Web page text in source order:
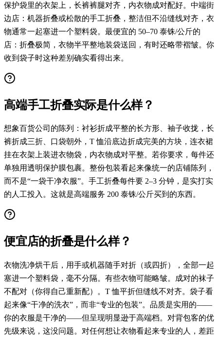
保护袋里的衣架上，长裤裤腿对齐，内衣物成对配好。中端街
边店：机器折叠或松散的手工折叠，整洁但不沿缝线对齐，衣
物通常一起塞进一个塑料袋。最便宜的 50–70 泰铢/公斤的
店：折叠极简，衣物半平整地装袋送回，有时还略带褶皱。你
收到袋子时这种差别确实看得出来。
高端手工折叠实际是什么样？
想象百货公司的陈列：衬衫折成平整的长方形、袖子收拢，长
裤折成三折、口袋朝外，T 恤沿底边折成完美的方块，连衣裙
挂在衣架上装进衣物袋，内衣物成对平整。若你要求，每件还
单独用透明保护膜包裹。整份包装看起来像统一的店铺陈列，
而不是“一袋干净衣服”。手工折叠每件要 2–3 分钟，是实打实
的人工投入。这就是高端服务 200 泰铢/公斤买到的东西。
便宜店的折叠是什么样？
衣物洗净烘干后，用手或机器随手对折（或四折），全部一起
塞进一个塑料袋，毫不分隔。有些衣物可能略皱。成对的袜子
不配对（你得自己重新配）。T 恤平折但缝线不对齐。袋子看
起来像“干净的洗衣”，而非“专业的包装”。品质是实用的——
你的衣服是干净的——但呈现明显逊于高端档。对背包客的优
先级来说，这没问题。对任何想让衣物看起来专业的人，差距